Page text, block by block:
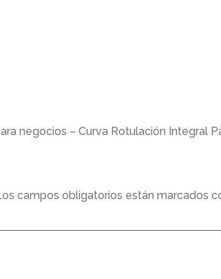
negocios – Curva Rotulación Integral
campos obligatorios están marcados